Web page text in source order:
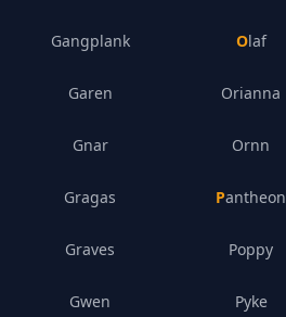
Gangplank
Garen
Gnar
Gragas
Graves
Gwen
Olaf
Orianna
Ornn
Pantheon
Poppy
Pyke